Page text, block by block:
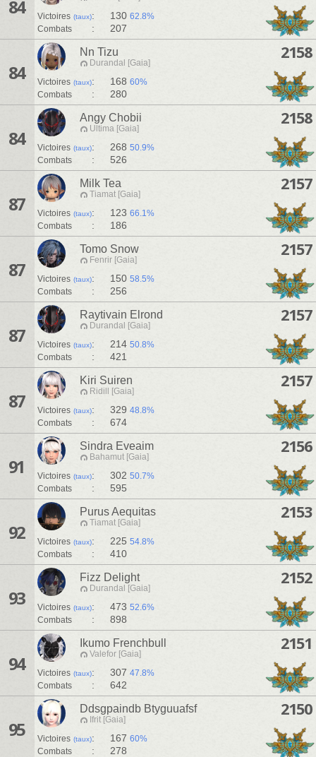
84
Victoires (taux): 130 62.8%
Combats
: 207
84
Nn Tizu
Durandal [Gaia]
Victoires (taux): 168 60%
Combats
: 280
2158
84
Angy Chobii
Ultima [Gaia]
Victoires (taux): 268 50.9%
Combats
: 526
2158
87
Milk Tea
Tiamat [Gaia]
Victoires (taux): 123 66.1%
Combats
: 186
2157
87
Tomo Snow
Fenrir [Gaia]
Victoires (taux): 150 58.5%
Combats
: 256
2157
87
Raytivain Elrond
Durandal [Gaia]
Victoires (taux): 214 50.8%
Combats
: 421
2157
87
Kiri Suiren
Ridill [Gaia]
Victoires (taux): 329 48.8%
Combats
: 674
2157
91
Sindra Eveaim
Bahamut [Gaia]
Victoires (taux): 302 50.7%
Combats
: 595
2156
92
Purus Aequitas
Tiamat [Gaia]
Victoires (taux): 225 54.8%
Combats
: 410
2153
93
Fizz Delight
Durandal [Gaia]
Victoires (taux): 473 52.6%
Combats
: 898
2152
94
Ikumo Frenchbull
Valefor [Gaia]
Victoires (taux): 307 47.8%
Combats
: 642
2151
95
Ddsgpaindb Btyguuafsf
Ifrit [Gaia]
Victoires (taux): 167 60%
Combats
: 278
2150